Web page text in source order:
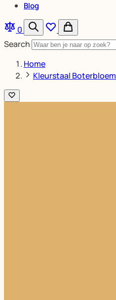
Blog
0
Search
Home
Kleurstaal Boterbloem